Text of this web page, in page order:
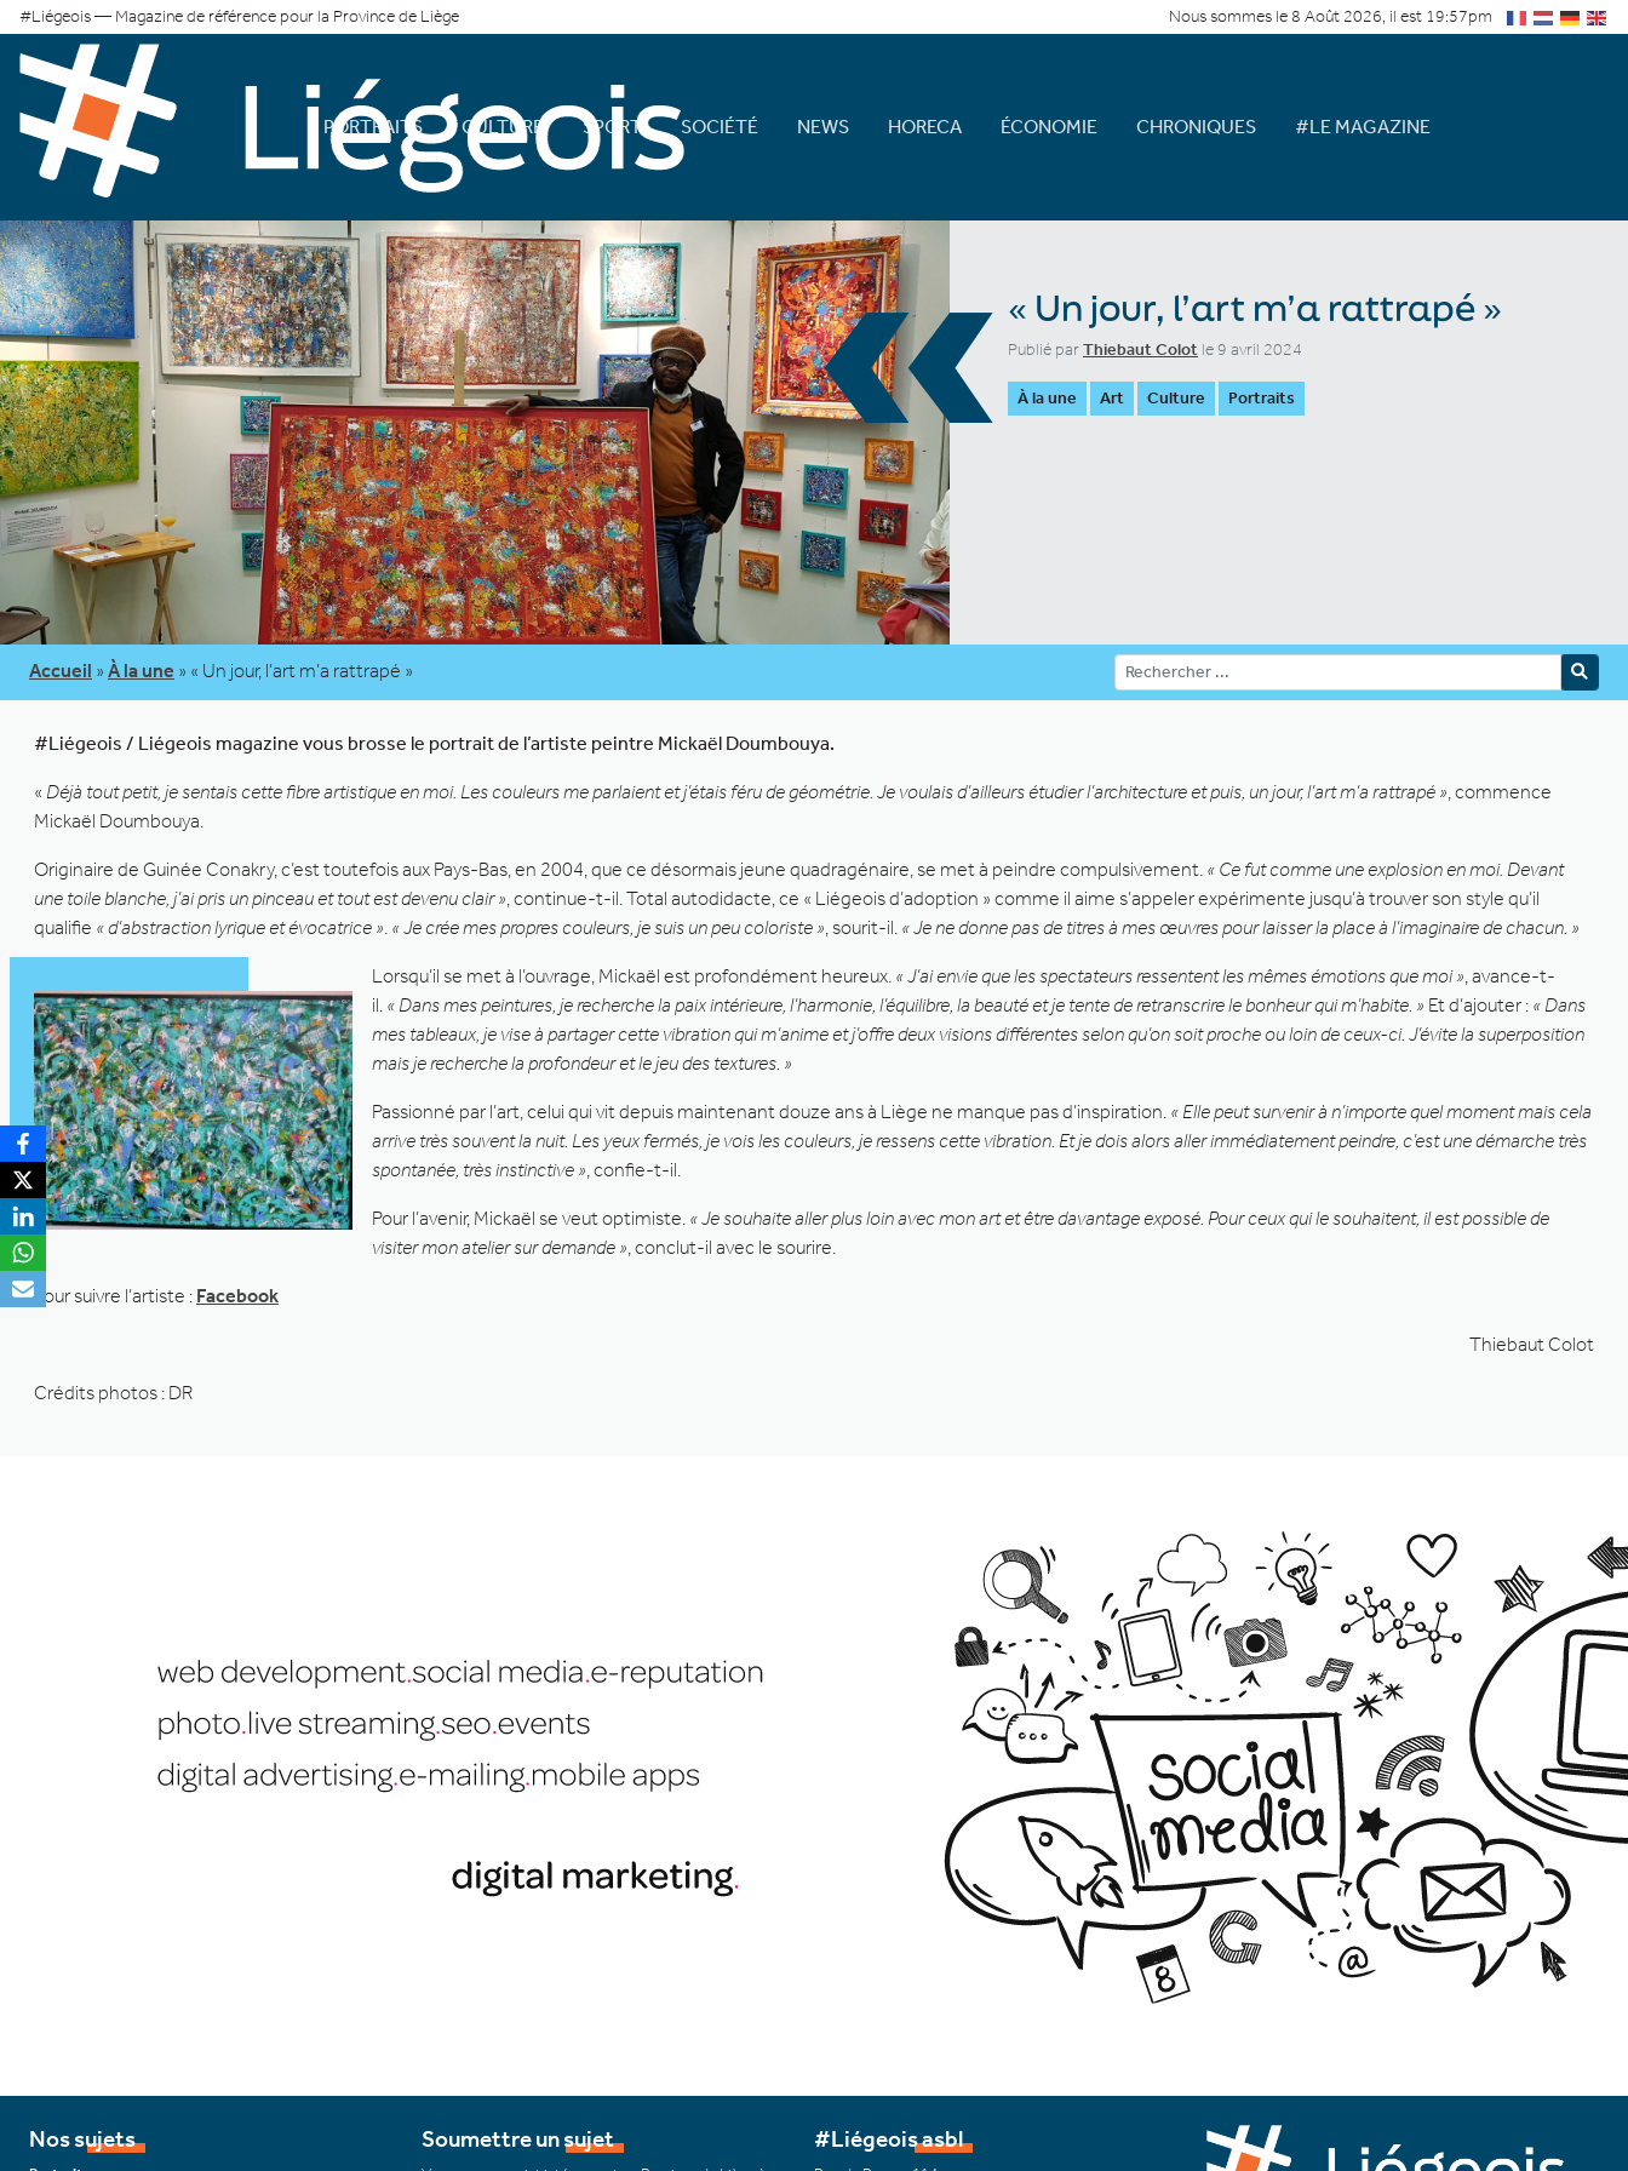
#Liégeois — Magazine de référence pour la Province de Liège Nous sommes le 8 Août 2026, il est 19:57pm
PORTRAITS CULTURE SPORT SOCIÉTÉ NEWS HORECA ÉCONOMIE CHRONIQUES #LE MAGAZINE
«« Un jour, l’art m’a rattrapé »
Publié parThiebaut Colot le 9 avril 2024
À la une Art Culture Portraits
Accueil » À la une » « Un jour, l’art m’a rattrapé »
#Liégeois / Liégeois magazine vous brosse le portrait de l’artiste peintre Mickaël Doumbouya.
« Déjà tout petit, je sentais cette fibre artistique en moi. Les couleurs me parlaient et j’étais féru de géométrie. Je voulais d’ailleurs étudier l’architecture et puis, un jour, l’art m’a rattrapé », commence
Mickaël Doumbouya.
Originaire de Guinée Conakry, c’est toutefois aux Pays-Bas, en 2004, que ce désormais jeune quadragénaire, se met à peindre compulsivement. « Ce fut comme une explosion en moi. Devant
une toile blanche, j’ai pris un pinceau et tout est devenu clair », continue-t-il. Total autodidacte, ce « Liégeois d’adoption » comme il aime s’appeler expérimente jusqu’à trouver son style qu’il
qualifie « d’abstraction lyrique et évocatrice ». « Je crée mes propres couleurs, je suis un peu coloriste », sourit-il. « Je ne donne pas de titres à mes œuvres pour laisser la place à l’imaginaire de chacun. »
Lorsqu’il se met à l’ouvrage, Mickaël est profondément heureux. « J’ai envie que les spectateurs ressentent les mêmes émotions que moi », avance-t-
il. « Dans mes peintures, je recherche la paix intérieure, l’harmonie, l’équilibre, la beauté et je tente de retranscrire le bonheur qui m’habite. » Et d’ajouter : « Dans
mes tableaux, je vise à partager cette vibration qui m’anime et j’offre deux visions différentes selon qu’on soit proche ou loin de ceux-ci. J’évite la superposition
mais je recherche la profondeur et le jeu des textures. »
Passionné par l’art, celui qui vit depuis maintenant douze ans à Liège ne manque pas d’inspiration. « Elle peut survenir à n’importe quel moment mais cela
arrive très souvent la nuit. Les yeux fermés, je vois les couleurs, je ressens cette vibration. Et je dois alors aller immédiatement peindre, c’est une démarche très
spontanée, très instinctive », confie-t-il.
Pour l’avenir, Mickaël se veut optimiste. « Je souhaite aller plus loin avec mon art et être davantage exposé. Pour ceux qui le souhaitent, il est possible de
visiter mon atelier sur demande », conclut-il avec le sourire.
Pour suivre l’artiste : Facebook
Thiebaut Colot
Crédits photos : DR
Nos sujets Soumettre un sujet #Liégeois asbl